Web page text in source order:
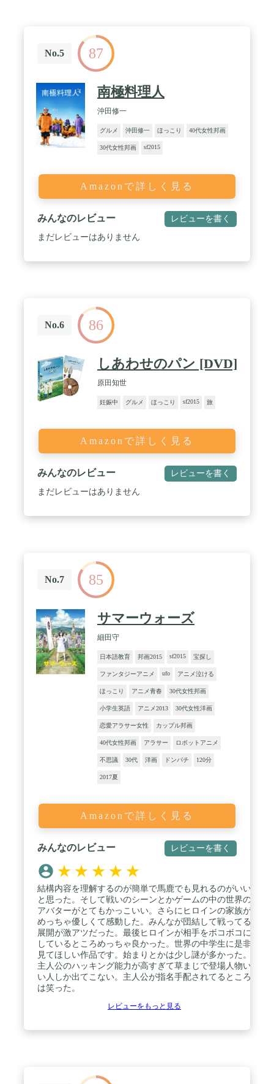
No.5 87
南極料理人
沖田修一
グルメ 沖田修一 ほっこり 40代女性邦画
30代女性邦画 sf2015
Amazonで詳しく見る
みんなのレビュー レビューを書く
まだレビューはありません
No.6 86
しあわせのパン [DVD]
原田知世
妊娠中 グルメ ほっこり sf2015 旅
Amazonで詳しく見る
みんなのレビュー レビューを書く
まだレビューはありません
No.7 85
サマーウォーズ
細田守
日本語教育 邦画2015 sf2015 宝探し
ファンタジーアニメ ufo アニメ泣ける
ほっこり アニメ青春 30代女性邦画
小学生英語 アニメ2013 30代女性洋画
恋愛アラサー女性 カップル邦画
40代女性邦画 アラサー ロボットアニメ
不思議 30代 洋画 ドンパチ 120分
2017夏
Amazonで詳しく見る
みんなのレビュー レビューを書く
★ ★ ★ ★ ★
結構内容を理解するのが簡単で馬鹿でも見れるのがいい
と思った。そして戦いのシーンとかゲームの中の世界の
アバターがとてもかっこいい。さらにヒロインの家族が
めっちゃ優しくて感動した。みんなが団結して戦ってる
展開が激アツだった。最後ヒロインが相手をボコボコに
しているところめっちゃ良かった。世界の中学生に是非
見てほしい作品です。始まりとかは少し謎が多かった。
主人公のハッキング能力が高すぎて草まじで登場人物い
い人しか出てこない。主人公が指名手配されてるところ
は笑った。
レビューをもっと見る